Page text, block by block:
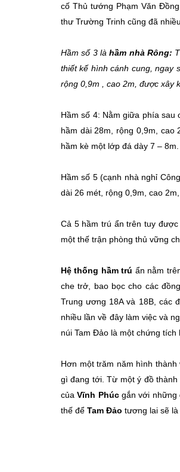
cố Thủ tướng Phạm Văn
thư Trường Trinh cũng đã
Hầm số 3 là hầm nhà Rông:
thiết kế hình cánh cung, ngay
rộng 0,9m , cao 2m, được xây
Hầm số 4: Nằm giữa phía sau
hầm dài 28m, rộng 0,9m,
hầm kè một lớp đá dày 7 – 8m.
Hầm số 5 (cạnh nhà nghỉ
dài 26 mét, rộng 0,9m, cao
Cả 5 hầm trú ẩn trên tuy
một thế trận phòng thủ vững
Hệ thống hầm trú ẩn nằm
che trở, bao bọc cho các
Trung ương 18A và 18B, các
nhiều lần về đây làm việc và
núi Tam Đảo là một chứng tích
Hơn một trăm năm hình
gì đang tới. Từ một ý đồ
củaVĩnh Phúcgắn với những
thế để Tam Đảo tương lai sẽ là